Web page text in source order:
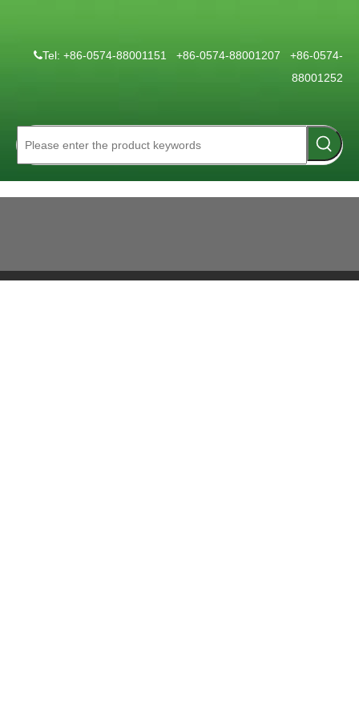
Tel: +86-0574-88001151 +86-0574-88001207 +86-0574-
88001252